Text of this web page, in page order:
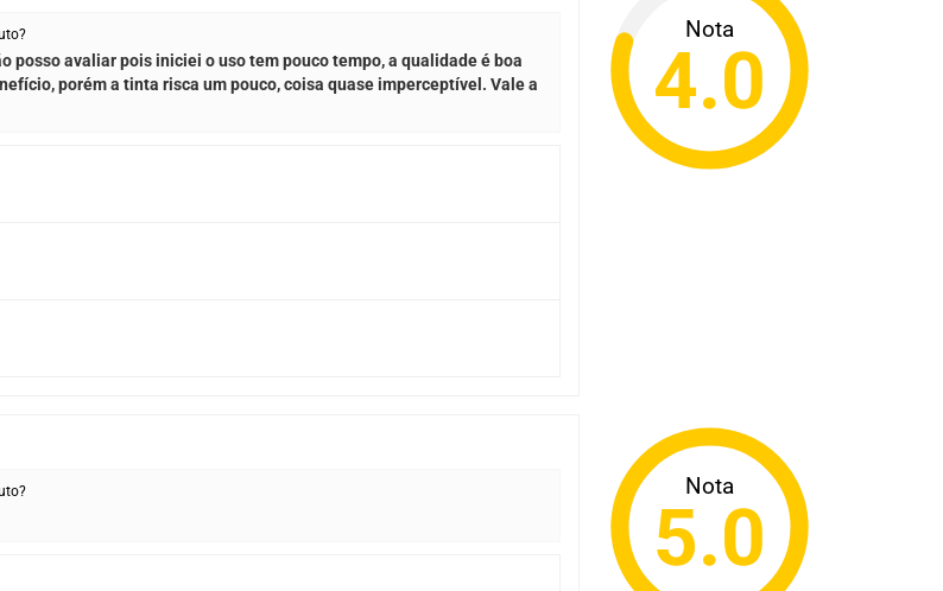
posso avaliar pois iniciei o uso tem pouco tempo, a qualidade é boa
porém a tinta risca um pouco, coisa quase imperceptível. Vale a
Nota
4.0
Nota
5.0